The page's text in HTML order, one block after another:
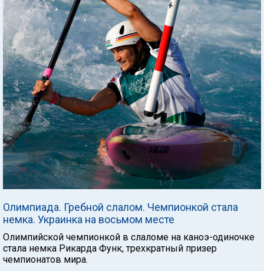
Олимпиада. Гребной слалом. Чемпионкой стала
немка. Украинка на восьмом месте
Олимпийской чемпионкой в слаломе на каноэ-одиночке
стала немка Рикарда Функ, трехкратный призер
чемпионатов мира.